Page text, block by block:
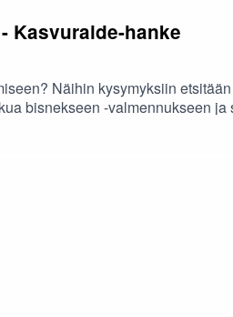
Kasvuraide-hanke
Näihin kysymyksiin
bisnekseen -valmennukseen
Isojoen, Karijoen, Kauhajoen,
ammattikorkeakoulu.Tervetuloa